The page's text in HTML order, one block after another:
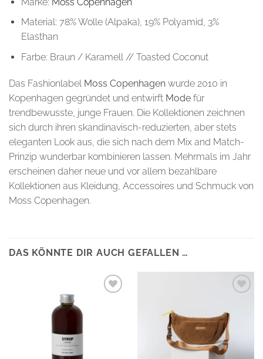
Material: 78% Wolle (Alpaka), 19% Polyamid, 3%
Elasthan
Farbe: Braun / Karamell // Toasted Coconut
Das Fashionlabel Moss Copenhagen wurde 2010 in
Kopenhagen gegründet und entwirft Mode für
trendbewusste, junge Frauen. Die Kollektionen zeichnen
sich durch ihren skandinavisch-reduzierten, aber stets
eleganten Look aus, die sich nach dem Mix and Match-
Prinzip wunderbar kombinieren lassen. Mehrmals im Jahr
erscheinen daher neue und vor allem bezahlbare
Kollektionen aus Kleidung, Accessoires und Schmuck von
Moss Copenhagen.
DAS KÖNNTE DIR AUCH GEFALLEN …